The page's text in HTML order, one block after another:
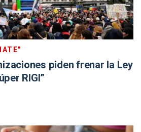
piden frenar la Ley
RIGI”